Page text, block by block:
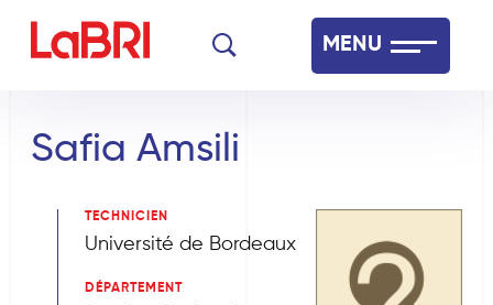
Aller
MENU
Safia Amsili
TECHNICIEN
Université de Bordeaux
DÉPARTEMENT